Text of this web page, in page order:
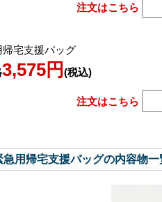
注文はこちら
宅支援バッグ
3,575円 (税込)
注文はこちら
用帰宅支援バッグの内容物一